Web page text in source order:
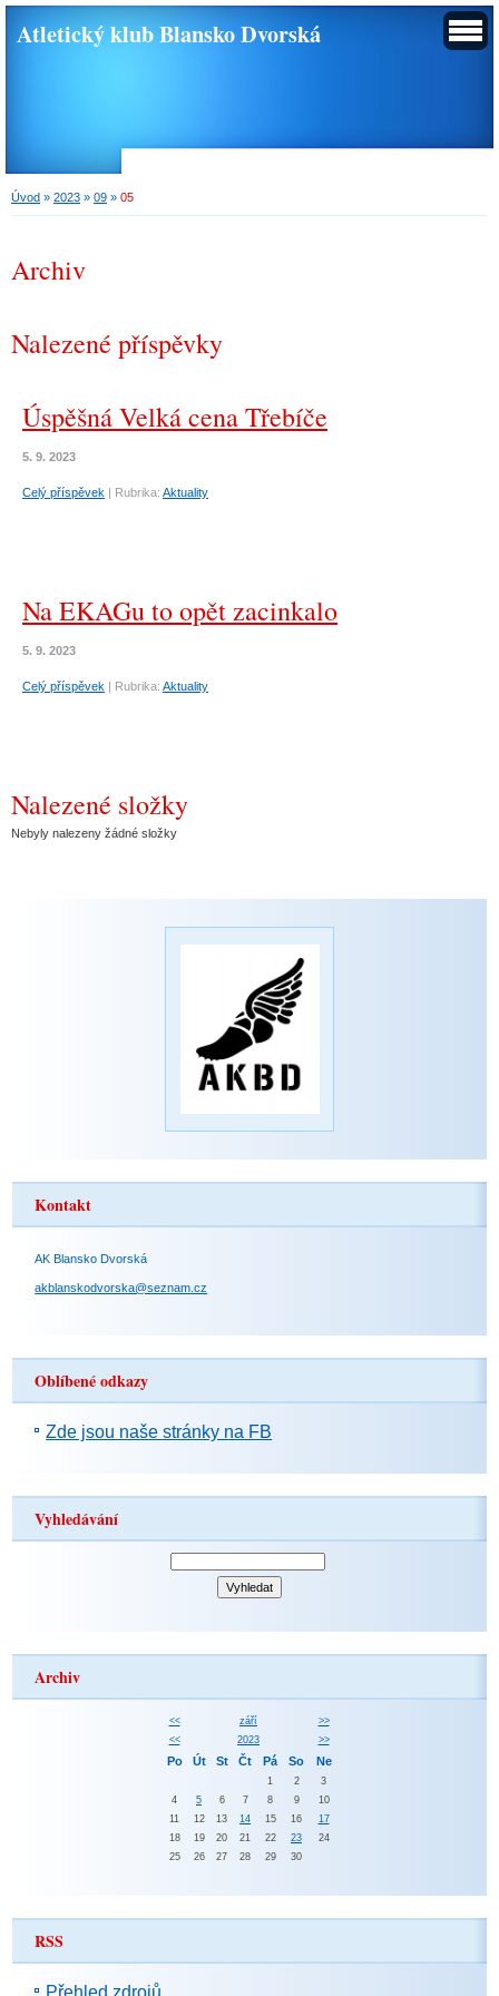
Atletický klub Blansko Dvorská
Úvod » 2023 » 09 » 05
Archiv
Nalezené příspěvky
Úspěšná Velká cena Třebíče
5. 9. 2023
Celý příspěvek | Rubrika: Aktuality
Na EKAGu to opět zacinkalo
5. 9. 2023
Celý příspěvek | Rubrika: Aktuality
Nalezené složky
Nebyly nalezeny žádné složky
Kontakt
AK Blansko Dvorská
akblanskodvorska@seznam.cz
Oblíbené odkazy
Zde jsou naše stránky na FB
Vyhledávání
Archiv
<< září
>>
<<
2023 >>
Po Út St Čt Pá So Ne
1 2
3
4
5 6 7 8 9
10
11
12 13 14 15 16
17
18
19 20 21 22 23
24
25
26 27 28 29 30
RSS
Přehled zdrojů